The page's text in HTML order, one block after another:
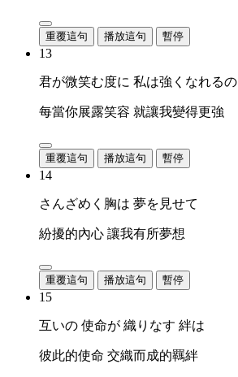
重覆這句 播放這句 暫停
13
君が微笑む度に 私は強くなれるの
每當你展露笑容 就讓我變得更強
重覆這句 播放這句 暫停
14
さんざめく胸は 夢を見せて
紛擾的內心 讓我有所夢想
重覆這句 播放這句 暫停
15
互いの 使命が 織りなす 絆は
彼此的使命 交織而成的羈絆